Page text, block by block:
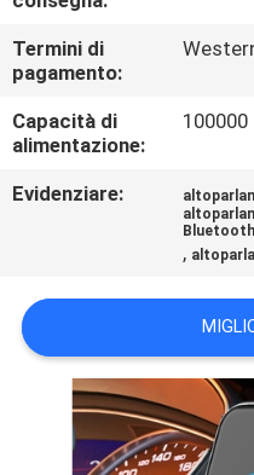
CONTATTICI
RICHIEDA
UNA
DEL
SITO
PRIVACY
POLICY
Termini di
pagamento:
Capacità di
alimentazione:
Evidenziare:
Bluetooth
,